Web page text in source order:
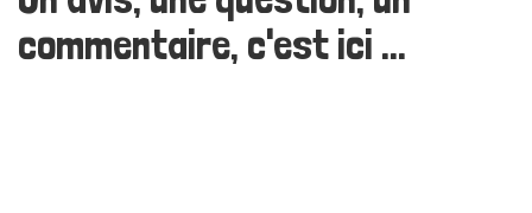
commentaire, c'est ici ...